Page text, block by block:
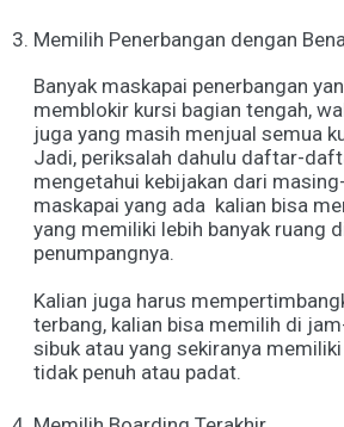
Memilih Penerbangan dengan
Banyak maskapai penerbangan
memblokir kursi bagian tengah,
juga yang masih menjual semua
Jadi, periksalah dahulu daftar-
mengetahui kebijakan dari
maskapai yang ada kalian bisa
yang memiliki lebih banyak ruang
penumpangnya.
Kalian juga harus
terbang, kalian bisa memilih di
sibuk atau yang sekiranya
tidak penuh atau padat.